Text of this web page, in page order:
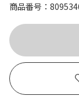
商品番号